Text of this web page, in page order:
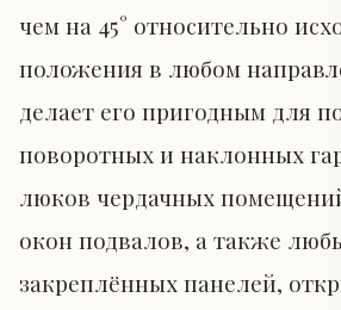
чем на 45° относительно
положения в любом
делает его пригодным для
поворотных и наклонных
люков чердачных
окон подвалов, а также
закреплённых панелей,